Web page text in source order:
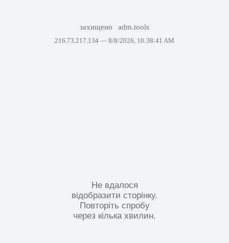
захищено adm.tools
216.73.217.134 — 8/8/2026, 10:38:41 AM
Не вдалося
відобразити сторінку.
Повторіть спробу
через кілька хвилин.